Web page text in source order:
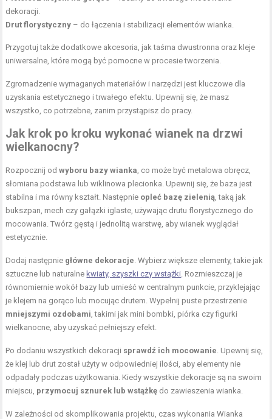
dekoracji.
Drut florystyczny – do łączenia i stabilizacji elementów wianka.
Przygotuj także dodatkowe akcesoria, jak taśma dwustronna oraz kleje
uniwersalne, które mogą być pomocne w procesie tworzenia.
Zgromadzenie wymaganych materiałów i narzędzi jest kluczowe dla
uzyskania estetycznego i trwałego efektu. Upewnij się, że masz
wszystko, co potrzebne, zanim przystąpisz do pracy.
Jak krok po kroku wykonać wianek na drzwi
wielkanocny?
Rozpocznij odwyboru bazy wianka , co może być metalowa obręcz,
słomiana podstawa lub wiklinowa plecionka. Upewnij się, że baza jest
stabilna i ma równy kształt. Następnie opleć bazę zielenią , taką jak
bukszpan, mech czy gałązki iglaste, używając drutu florystycznego do
mocowania. Twórz gęstą i jednolitą warstwę, aby wianek wyglądał
estetycznie.
Dodaj następnie główne dekoracje . Wybierz większe elementy, takie jak
sztuczne lub naturalne kwiaty, szyszki czy wstążki . Rozmieszczaj je
równomiernie wokół bazy lub umieść w centralnym punkcie, przyklejając
je klejem na gorąco lub mocując drutem. Wypełnij puste przestrzenie
mniejszymi ozdobami , takimi jak mini bombki, piórka czy figurki
wielkanocne, aby uzyskać pełniejszy efekt.
Po dodaniu wszystkich dekoracji sprawdź ich mocowanie . Upewnij się,
że klej lub drut został użyty w odpowiedniej ilości, aby elementy nie
odpadały podczas użytkowania. Kiedy wszystkie dekoracje są na swoim
miejscu, przymocuj sznurek lub wstążkę do zawieszenia wianka.
W zależności od skomplikowania projektu, czas wykonania Wianka